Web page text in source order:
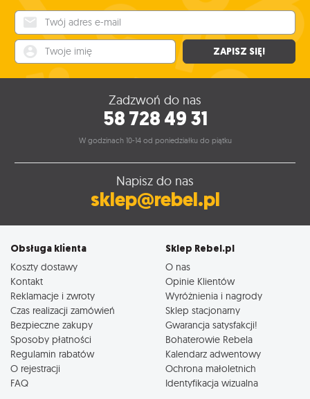
ZAPISZ SIĘ!
Zadzwoń do nas
58 728 49 31
W godzinach 10-14 od poniedziałku do piątku
Napisz do nas
sklep@rebel.pl
Obsługa klienta
Koszty dostawy
Kontakt
Reklamacje i zwroty
Czas realizacji zamówień
Bezpieczne zakupy
Sposoby płatności
Regulamin rabatów
O rejestracji
FAQ
Sklep Rebel.pl
O nas
Opinie Klientów
Wyróżnienia i nagrody
Sklep stacjonarny
Gwarancja satysfakcji!
Bohaterowie Rebela
Kalendarz adwentowy
Ochrona małoletnich
Identyfikacja wizualna